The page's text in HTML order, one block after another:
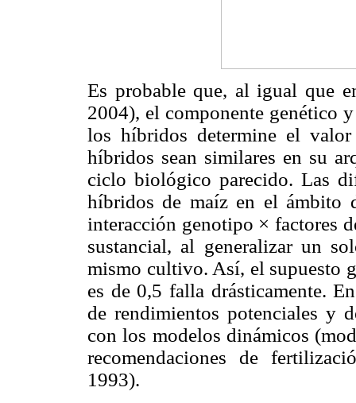
Es probable que, al igual que
2004), el componente genético
los híbridos determine el
híbridos sean similares en su
ciclo biológico parecido. Las
híbridos de maíz en el ámbito
interacción genotipo × factores
sustancial, al generalizar un
mismo cultivo. Así, el supuesto
es de 0,5 falla drásticamente.
de rendimientos potenciales y
con los modelos dinámicos
recomendaciones de
1993).